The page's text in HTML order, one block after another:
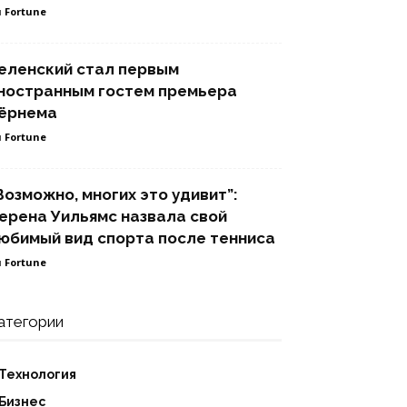
Fortune
стал первым
гостем премьера
Fortune
многих это удивит”:
Уильямс назвала свой
вид спорта после тенниса
Fortune
Технология
Бизнес